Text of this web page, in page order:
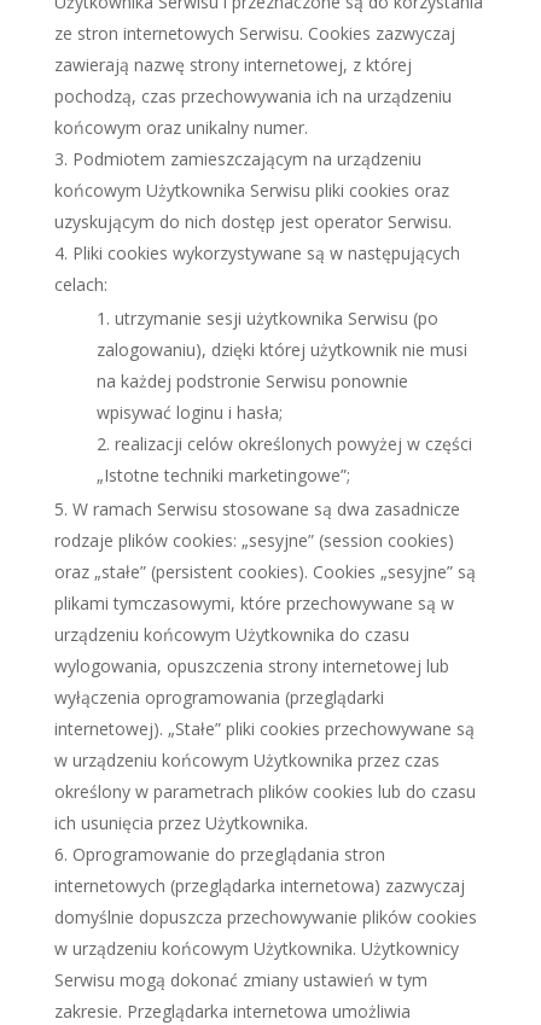
ze stron internetowych Serwisu. Cookies zazwyczaj
zawierają nazwę strony internetowej, z której
pochodzą, czas przechowywania ich na urządzeniu
końcowym oraz unikalny numer.
Podmiotem zamieszczającym na urządzeniu
końcowym Użytkownika Serwisu pliki cookies oraz
uzyskującym do nich dostęp jest operator Serwisu.
Pliki cookies wykorzystywane są w następujących
celach:
utrzymanie sesji użytkownika Serwisu (po
zalogowaniu), dzięki której użytkownik nie musi
na każdej podstronie Serwisu ponownie
wpisywać loginu i hasła;
realizacji celów określonych powyżej w części
„Istotne techniki marketingowe”;
W ramach Serwisu stosowane są dwa zasadnicze
rodzaje plików cookies: „sesyjne” (session cookies)
oraz „stałe” (persistent cookies). Cookies „sesyjne” są
plikami tymczasowymi, które przechowywane są w
urządzeniu końcowym Użytkownika do czasu
wylogowania, opuszczenia strony internetowej lub
wyłączenia oprogramowania (przeglądarki
internetowej). „Stałe” pliki cookies przechowywane są
w urządzeniu końcowym Użytkownika przez czas
określony w parametrach plików cookies lub do czasu
ich usunięcia przez Użytkownika.
Oprogramowanie do przeglądania stron
internetowych (przeglądarka internetowa) zazwyczaj
domyślnie dopuszcza przechowywanie plików cookies
w urządzeniu końcowym Użytkownika. Użytkownicy
Serwisu mogą dokonać zmiany ustawień w tym
zakresie. Przeglądarka internetowa umożliwia